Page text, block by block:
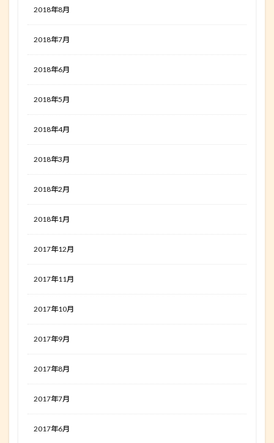
2018年8月
2018年7月
2018年6月
2018年5月
2018年4月
2018年3月
2018年2月
2018年1月
2017年12月
2017年11月
2017年10月
2017年9月
2017年8月
2017年7月
2017年6月